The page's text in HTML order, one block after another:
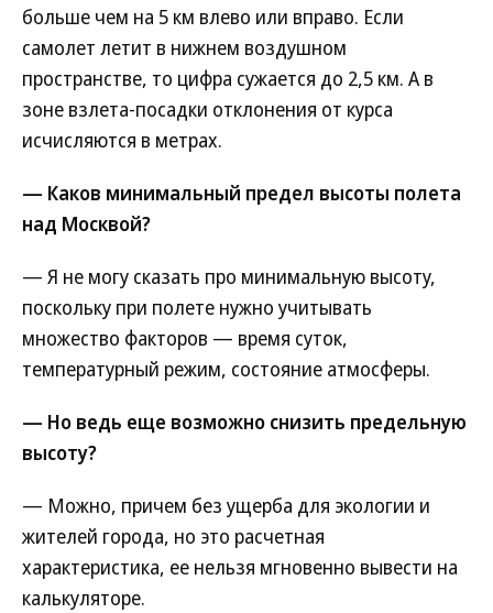
больше чем на 5 км влево или вправо. Если
самолет летит в нижнем воздушном
пространстве, то цифра сужается до 2,5 км. А в
зоне взлета-посадки отклонения от курса
исчисляются в метрах.
— Каков минимальный предел высоты полета
над Москвой?
— Я не могу сказать про минимальную высоту,
поскольку при полете нужно учитывать
множество факторов — время суток,
температурный режим, состояние атмосферы.
— Но ведь еще возможно снизить предельную
высоту?
— Можно, причем без ущерба для экологии и
жителей города, но это расчетная
характеристика, ее нельзя мгновенно вывести на
калькуляторе.